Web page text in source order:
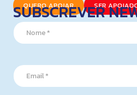
QUERO APOIAR SER
SUBSCREVER
E
m
a
*
E
m
N
a
m
*
E
m
a